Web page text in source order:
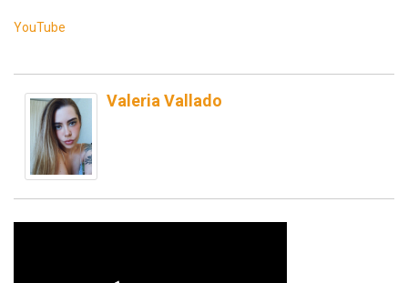
YouTube
Valeria Vallado